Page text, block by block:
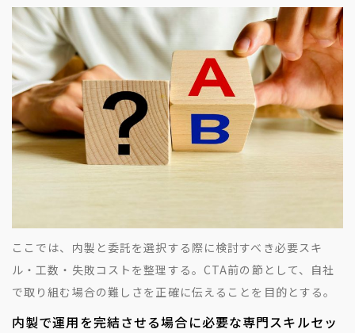
ここでは、内製と委託を選択する際に検討すべき必要スキ
ル・工数・失敗コストを整理する。CTA前の節として、自社
で取り組む場合の難しさを正確に伝えることを目的とする。
内製で運用を完結させる場合に必要な専門スキルセッ